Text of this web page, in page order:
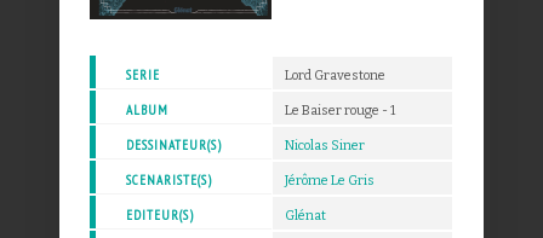
SERIE Lord Gravestone
ALBUM Le Baiser rouge - 1
DESSINATEUR(S) Nicolas Siner
SCENARISTE(S) Jérôme Le Gris
EDITEUR(S) Glénat